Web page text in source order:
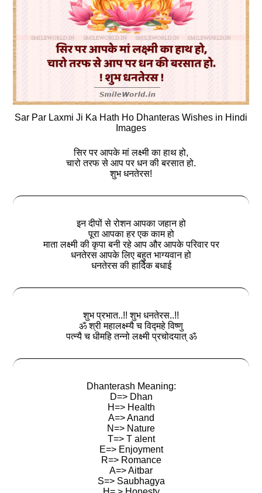
Sar Par Laxmi Ji Ka Hath Ho Dhanteras Wishes in Hindi
Images
सिर पर आपके मां लक्ष्मी का हाथ हो,
चारो तरफ से आप पर धन की बरसात हो.
शुभ धनतेरस!
इन दीपों से रोशन आपका जहान हो
पूरा आपका हर एक काम हो
माता लक्ष्मी की कृपा बनी रहे आप और आपके परिवार पर
धनतेरस आपके लिए बहुत भाग्यवान हो
धनतेरस की हार्दिक बधाई
शुभ प्रभात..!! शुभ धनतेरस..!!
ॐ श्री महालक्ष्म्यै च विद्महे विष्णु
पत्न्यै च धीमहि तन्नो लक्ष्मी प्रचोदयात् ॐ
Dhanterash Meaning:
D=> Dhan
H=> Health
A=> Anand
N=> Nature
T=> T alent
E=> Enjoyment
R=> Romance
A=> Aitbar
S=> Saubhagya